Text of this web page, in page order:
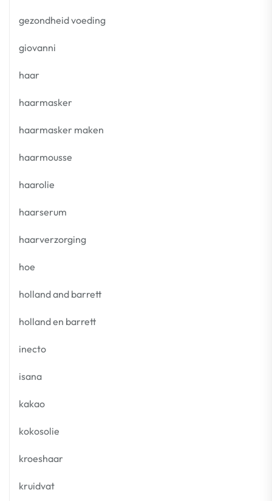
gezondheid voeding
giovanni
haar
haarmasker
haarmasker maken
haarmousse
haarolie
haarserum
haarverzorging
hoe
holland and barrett
holland en barrett
inecto
isana
kakao
kokosolie
kroeshaar
kruidvat